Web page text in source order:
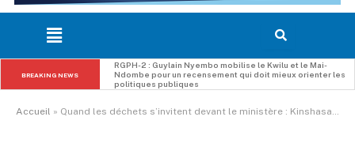
BREAKING NEWS
RDC : l’UDPS/Tshisekedi convoque une causerie morale
pour clarifier sa position sur les grands enjeux politiques
du moment
Accueil » Quand les déchets s’invitent devant le ministère : Kinshasa face à ses contradictions environnementales